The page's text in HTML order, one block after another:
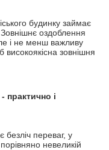
будинку займає
оздоблення
і не менш важливу
високоякісна зовнішня
практично і
переваг, у
невеликій